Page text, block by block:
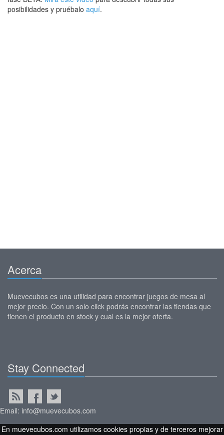
posibilidades y pruébalo aquí.
Acerca
Muevecubos es una utilidad para encontrar juegos de mesa al
mejor precio. Con un solo click podrás encontrar las tiendas que
tienen el producto en stock y cual es la mejor oferta.
Stay Connected
Email: info@muevecubos.com
En muevecubos.com utilizamos cookies propias y de terceros mejorar